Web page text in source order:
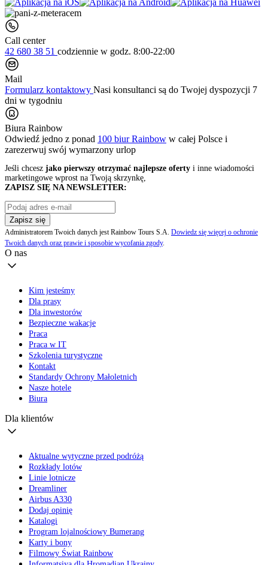
Call center
42 680 38 51 codziennie w godz. 8:00-22:00
Mail
Formularz kontaktowy Nasi konsultanci są do Twojej dyspozycji 7
dni w tygodniu
Biura Rainbow
Odwiedź jedno z ponad 100 biur Rainbow w całej Polsce i
zarezerwuj swój wymarzony urlop
Jeśli chcesz jako pierwszy otrzymać najlepsze oferty i inne wiadomości
marketingowe wprost na Twoją skrzynkę,
ZAPISZ SIĘ NA NEWSLETTER:
Zapisz się
Administratorem Twoich danych jest Rainbow Tours S.A. Dowiedz się więcej o ochronie
Twoich danych oraz prawie i sposobie wycofania zgody.
O nas
Kim jesteśmy
Dla prasy
Dla inwestorów
Bezpieczne wakacje
Praca
Praca w IT
Szkolenia turystyczne
Kontakt
Standardy Ochrony Małoletnich
Nasze hotele
Biura
Dla klientów
Aktualne wytyczne przed podróżą
Rozkłady lotów
Linie lotnicze
Dreamliner
Airbus A330
Dodaj opinię
Katalogi
Program lojalnościowy Bumerang
Karty i bony
Filmowy Świat Rainbow